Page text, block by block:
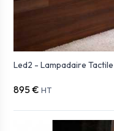
Led2 - Lampadaire
895 € HT